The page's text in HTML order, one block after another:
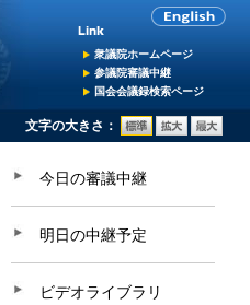
衆議院ホームページ
参議院審議中継
国会会議録検索ページ
文字の大きさ：
今日の審議中継
明日の中継予定
ビデオライブラリ